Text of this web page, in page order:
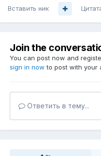
Вставить ник
Join the
You can post now and
sign in now to post with your
Ответить в тему...